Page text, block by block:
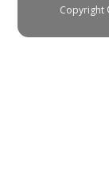
Copyright